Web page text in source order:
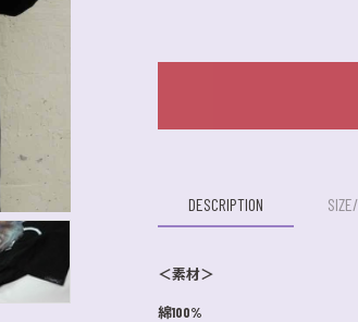
DESCRIPTION
＜素材＞
綿100%